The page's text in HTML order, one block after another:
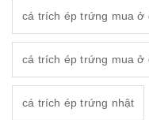
cá trích ép trứng mua ở
cá trích ép trứng mua ở
cá trích ép trứng nhật